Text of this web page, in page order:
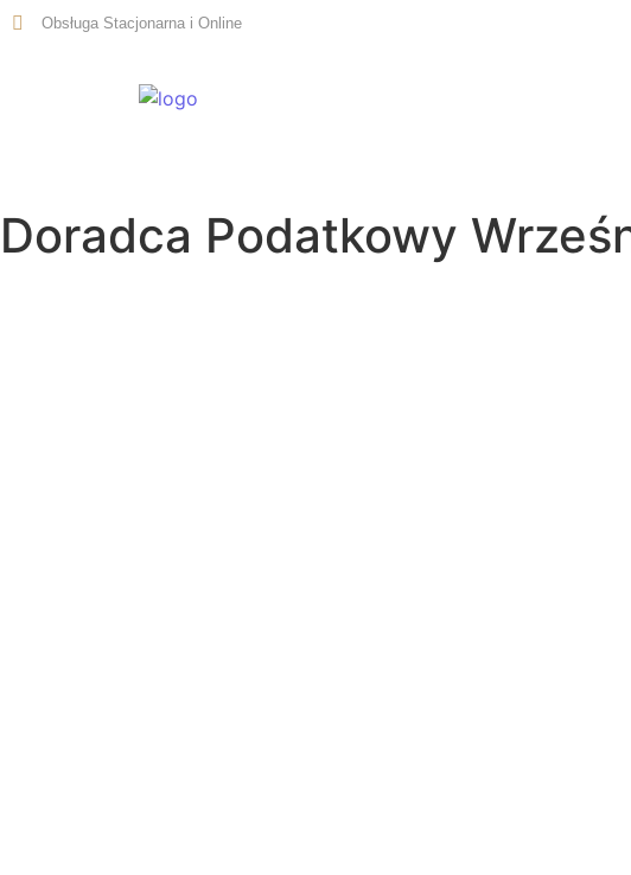
Obsługa Stacjonarna i Online
Doradca Podatkowy